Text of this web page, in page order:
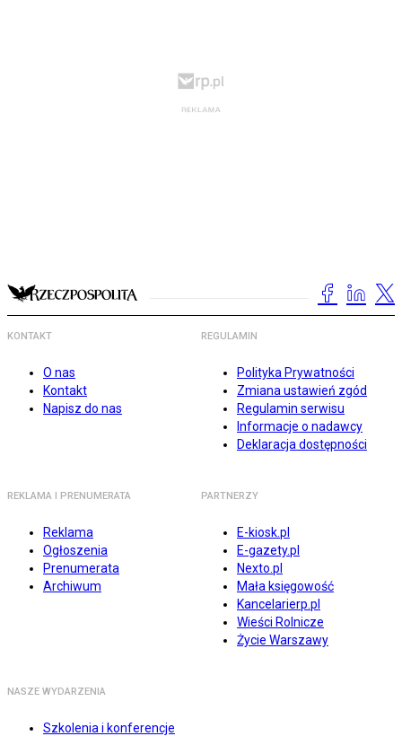
KONTAKT
O nas
Kontakt
Napisz do nas
REGULAMIN
Polityka Prywatności
Zmiana ustawień zgód
Regulamin serwisu
Informacje o nadawcy
Deklaracja dostępności
REKLAMA I PRENUMERATA
Reklama
Ogłoszenia
Prenumerata
Archiwum
PARTNERZY
E-kiosk.pl
E-gazety.pl
Nexto.pl
Mała księgowość
Kancelarierp.pl
Wieści Rolnicze
Życie Warszawy
NASZE WYDARZENIA
Szkolenia i konferencje